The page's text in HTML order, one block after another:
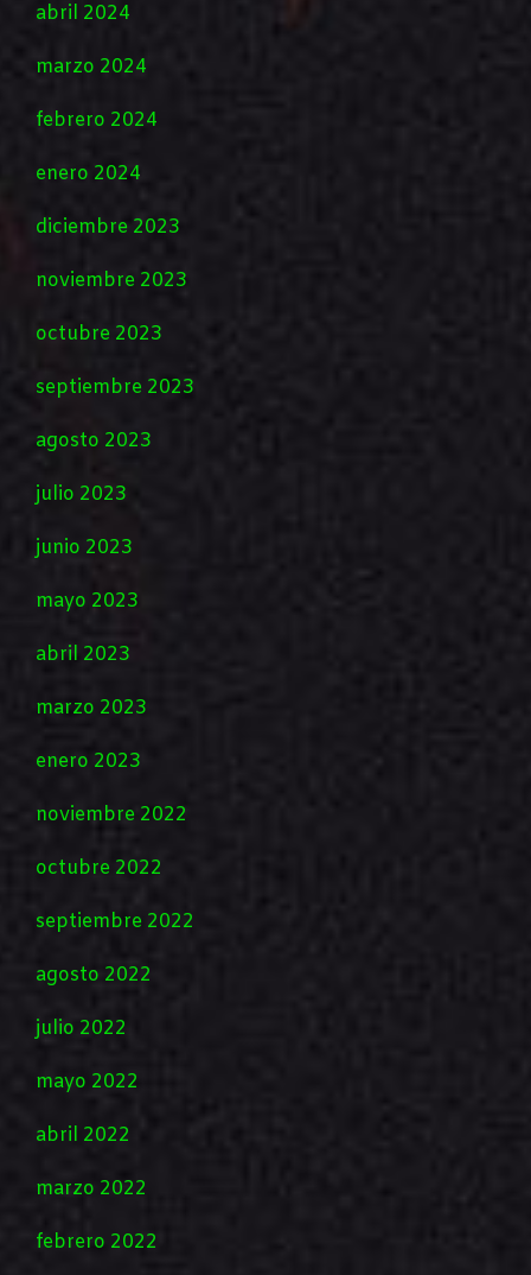
abril 2024
marzo 2024
febrero 2024
enero 2024
diciembre 2023
noviembre 2023
octubre 2023
septiembre 2023
agosto 2023
julio 2023
junio 2023
mayo 2023
abril 2023
marzo 2023
enero 2023
noviembre 2022
octubre 2022
septiembre 2022
agosto 2022
julio 2022
mayo 2022
abril 2022
marzo 2022
febrero 2022